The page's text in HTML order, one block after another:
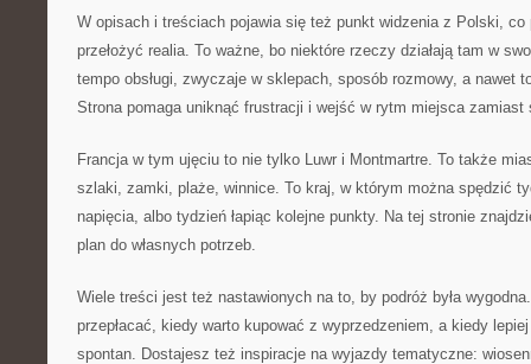
W opisach i treściach pojawia się też punkt widzenia z Polski, co
przełożyć realia. To ważne, bo niektóre rzeczy działają tam w
tempo obsługi, zwyczaje w sklepach, sposób rozmowy, a nawet
Strona pomaga uniknąć frustracji i wejść w rytm miejsca zamiast
Francja w tym ujęciu to nie tylko Luwr i Montmartre. To także
szlaki, zamki, plaże, winnice. To kraj, w którym można spędzić
napięcia, albo tydzień łapiąc kolejne punkty. Na tej stronie
plan do własnych potrzeb.
Wiele treści jest też nastawionych na to, by podróż była
przepłacać, kiedy warto kupować z wyprzedzeniem, a kiedy
spontan. Dostajesz też inspiracje na wyjazdy tematyczne: